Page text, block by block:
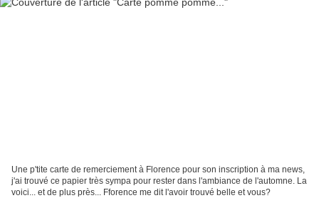
Une p'tite carte de remerciement à Florence pour son inscription à ma news,
j'ai trouvé ce papier très sympa pour rester dans l'ambiance de l'automne. La
voici... et de plus près... Fforence me dit l'avoir trouvé belle et vous?